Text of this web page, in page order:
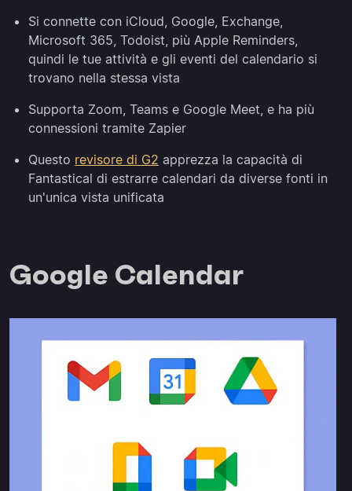
Si connette con iCloud, Google, Exchange,
Microsoft 365, Todoist, più Apple Reminders,
quindi le tue attività e gli eventi del calendario si
trovano nella stessa vista
Supporta Zoom, Teams e Google Meet, e ha più
connessioni tramite Zapier
Questo revisore di G2 apprezza la capacità di
Fantastical di estrarre calendari da diverse fonti in
un'unica vista unificata
Google Calendar